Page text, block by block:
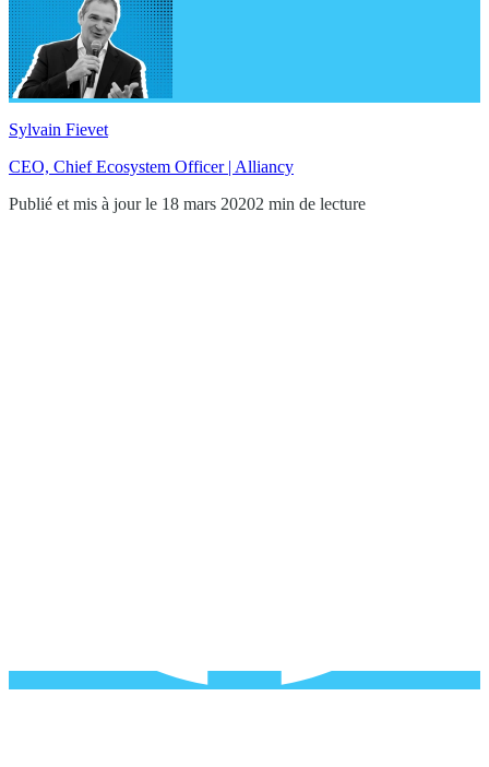
Sylvain Fievet
CEO, Chief Ecosystem Officer | Alliancy
Publié et mis à jour le 18 mars 20202 min de lecture